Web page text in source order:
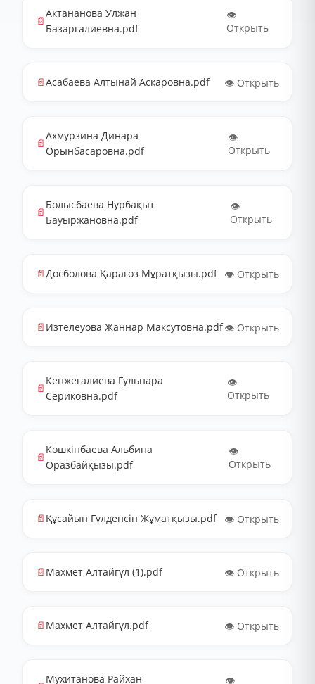
📄
Актананова Улжан
Базаргалиевна.pdf
👁️
Открыть
📄Асабаева Алтынай Аскаровна.pdf 👁️ Открыть
📄
Ахмурзина Динара
Орынбасаровна.pdf
👁️
Открыть
📄
Болысбаева Нурбақыт
Бауыржановна.pdf
👁️
Открыть
📄Досболова Қарагөз Мұратқызы.pdf 👁️ Открыть
📄 Изтелеуова Жаннар Максутовна.pdf👁️ Открыть
📄
Кенжегалиева Гульнара
Сериковна.pdf
👁️
Открыть
📄
Көшкінбаева Альбина
Оразбайқызы.pdf
👁️
Открыть
📄 Құсайын Гүлденсін Жұматқызы.pdf 👁️ Открыть
📄 Махмет Алтайгүл (1).pdf 👁️ Открыть
📄 Махмет Алтайгүл.pdf 👁️ Открыть
Мухитанова Райхан 👁️